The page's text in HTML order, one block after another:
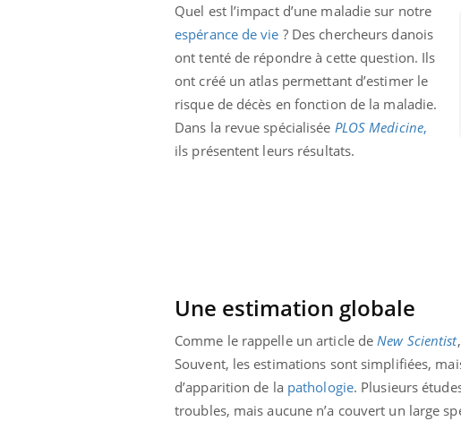
Quel est l’impact d’une maladie sur notre
espérance de vie ? Des chercheurs danois
ont tenté de répondre à cette question. Ils
ont créé un atlas permettant d’estimer le
risque de décès en fonction de la maladie.
Dans la revue spécialisée PLOS Medicine,
ils présentent leurs résultats.
Une estimation globale
Comme le rappelle un article de New Scientist
Souvent, les estimations sont simplifiées,
d’apparition de la pathologie. Plusieurs
troubles, mais aucune n’a couvert un large
même alopécie… Les symptômes de la
carence en fer sont multiples ce qui la rend
reste
patients